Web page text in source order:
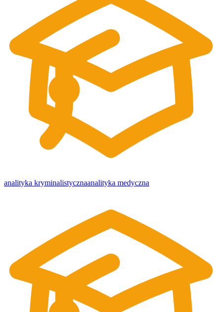
analityka kryminalistycznaanalityka medyczna